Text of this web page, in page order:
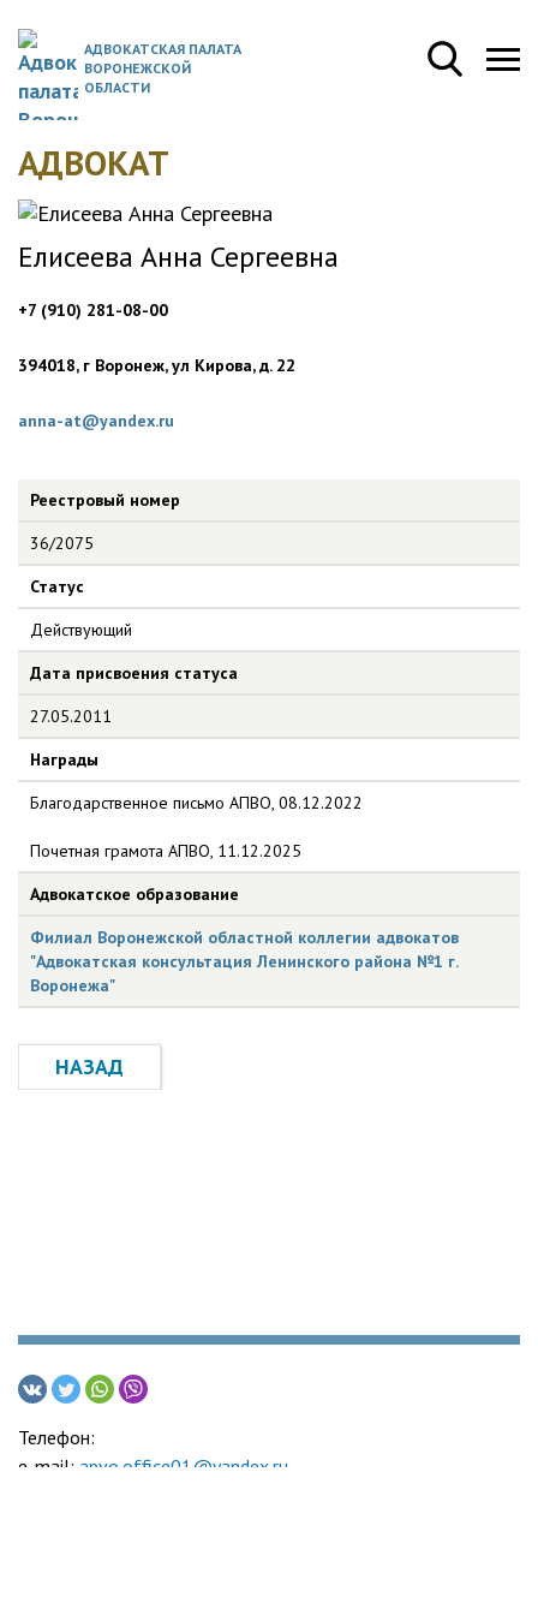
АДВОКАТСКАЯ ПАЛАТА
ВОРОНЕЖСКОЙ
ОБЛАСТИ
АДВОКАТ
Елисеева Анна Сергеевна
+7 (910) 281-08-00
394018, г Воронеж, ул Кирова, д. 22
anna-at@yandex.ru
Реестровый номер
36/2075
Статус
Действующий
Дата присвоения статуса
27.05.2011
Награды
Благодарственное письмо АПВО, 08.12.2022
Почетная грамота АПВО, 11.12.2025
Адвокатское образование
Филиал Воронежской областной коллегии адвокатов
"Адвокатская консультация Ленинского района №1 г.
Воронежа"
НАЗАД
Телефон:
e-mail: apvo.office01@yandex.ru